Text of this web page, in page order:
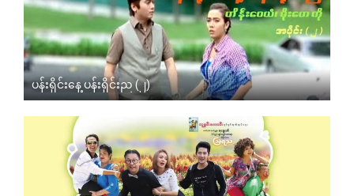
ပန်းရိုင်းနေ့ ပန်းရိုင်းည (၂)